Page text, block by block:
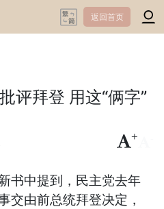
返回首页
评拜登 用这“俩字”
+
书中提到，民主党去年
交由前总统拜登决定，